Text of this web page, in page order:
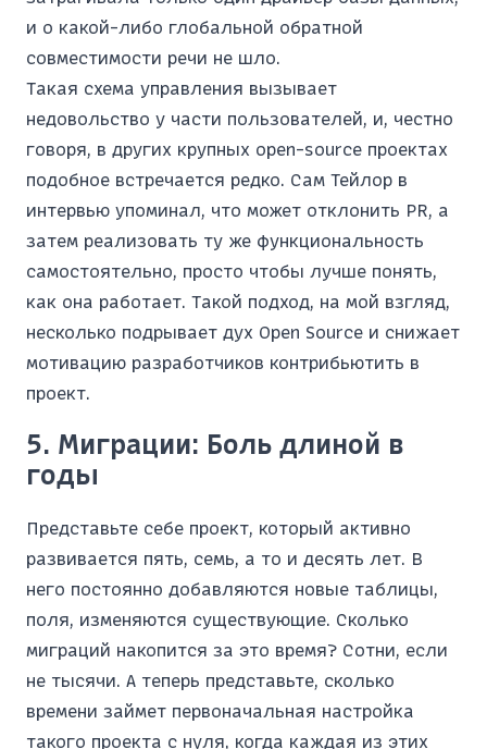
и о какой-либо глобальной обратной
совместимости речи не шло.
Такая схема управления вызывает
недовольство у части пользователей, и, честно
говоря, в других крупных open-source проектах
подобное встречается редко. Сам Тейлор в
интервью упоминал, что может отклонить PR, а
затем реализовать ту же функциональность
самостоятельно, просто чтобы лучше понять,
как она работает. Такой подход, на мой взгляд,
несколько подрывает дух Open Source и снижает
мотивацию разработчиков контрибьютить в
проект.
5. Миграции: Боль длиной в
годы
Представьте себе проект, который активно
развивается пять, семь, а то и десять лет. В
него постоянно добавляются новые таблицы,
поля, изменяются существующие. Сколько
миграций накопится за это время? Сотни, если
не тысячи. А теперь представьте, сколько
времени займет первоначальная настройка
такого проекта с нуля, когда каждая из этих